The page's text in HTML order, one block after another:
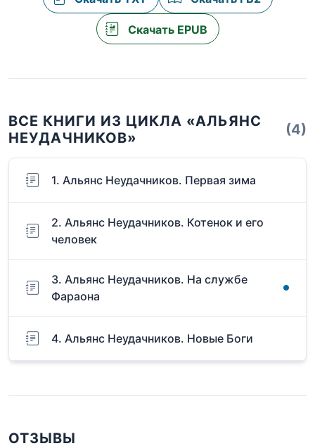
Скачать EPUB
ВСЕ КНИГИ ИЗ ЦИКЛА «АЛЬЯНС
НЕУДАЧНИКОВ»
(4)
1. Альянс Неудачников. Первая зима
2. Альянс Неудачников. Котенок и его
человек
3. Альянс Неудачников. На службе
Фараона
4. Альянс Неудачников. Новые Боги
ОТЗЫВЫ